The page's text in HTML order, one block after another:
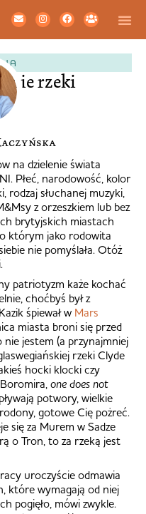
rzeki
na dzielenie świata
Płeć, narodowość, kolor
rodzaj słuchanej muzyki,
z orzeszkiem lub bez
brytyjskich miastach
o którym jako rodowita
nie pomyślała. Otóż
patriotyzm każe kochać
choćbyś był z
śpiewał w Mars
miasta broni się przed
nie jestem (a przynajmniej
rzeki Clyde
hocki klocki czy
one does not
potwory, wielkie
gotowe Cię pożreć.
się za Murem w Sadze
o Tron, to za rzeką jest
uroczyście odmawia
które wymagają od niej
pogięło, mówi zwykle.